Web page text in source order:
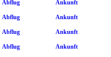
Abflug Ankunft
Abflug Ankunft
Abflug Ankunft
Abflug Ankunft